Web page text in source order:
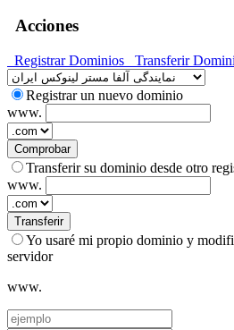
Acciones
Registrar Dominios Transferir
Registrar un nuevo dominio
www.
Comprobar
Transferir su dominio desde otro
www.
Transferir
Yo usaré mi propio dominio y
servidor
www.